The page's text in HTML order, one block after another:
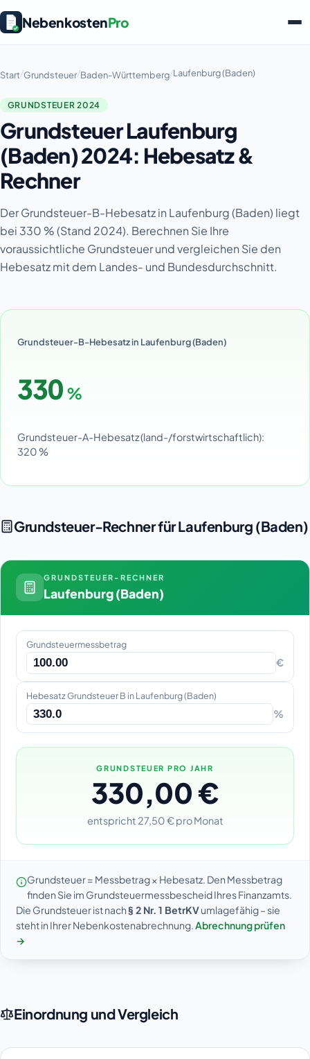
NebenkostenPro
Start/Grundsteuer/Baden-Württemberg/Laufenburg (Baden)
GRUNDSTEUER 2024
Grundsteuer Laufenburg
(Baden) 2024: Hebesatz &
Rechner
Der Grundsteuer-B-Hebesatz in Laufenburg (Baden) liegt
bei 330 % (Stand 2024). Berechnen Sie Ihre
voraussichtliche Grundsteuer und vergleichen Sie den
Hebesatz mit dem Landes- und Bundesdurchschnitt.
Grundsteuer-B-Hebesatz in Laufenburg (Baden)
330 %
Grundsteuer-A-Hebesatz (land-/forstwirtschaftlich):
320 %
Grundsteuer-Rechner für Laufenburg (Baden)
GRUNDSTEUER-RECHNER
Laufenburg (Baden)
Grundsteuermessbetrag
€
Hebesatz Grundsteuer B in Laufenburg (Baden)
%
GRUNDSTEUER PRO JAHR
330,00 €
entspricht 27,50 € pro Monat
Grundsteuer = Messbetrag × Hebesatz. Den Messbetrag
finden Sie im Grundsteuermessbescheid Ihres Finanzamts.
Die Grundsteuer ist nach§ 2 Nr. 1 BetrKVumlagefähig – sie
steht in Ihrer Nebenkostenabrechnung.Abrechnung prüfen
→
Einordnung und Vergleich